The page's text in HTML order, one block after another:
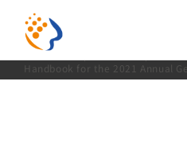
內
Handbook for the
Meeting
Home:
Handbook for the 2021 Annual